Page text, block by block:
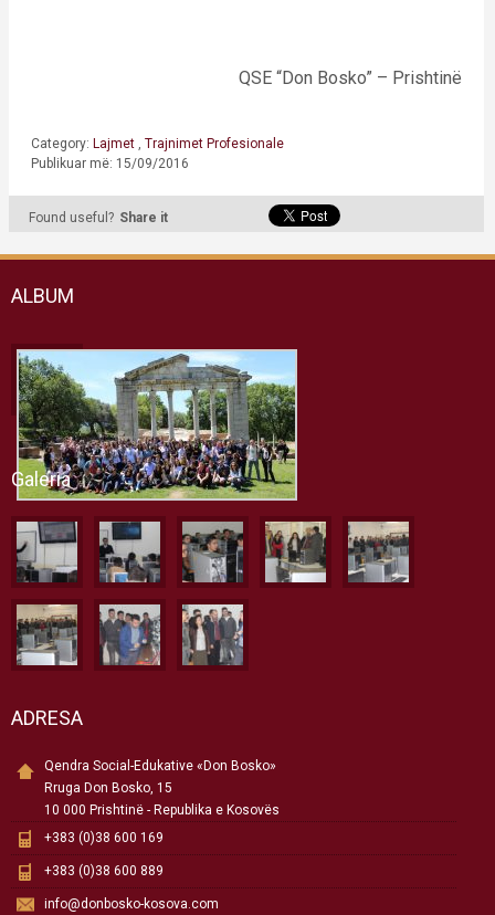
QSE “Don Bosko” – Prishtinë
Category: Lajmet
Trajnimet Profesionale
Publikuar më: 15/09/2016
Found useful? Share it
ALBUM
Galeria
ADRESA
Qendra Social-Edukative «Don Bosko»
Rruga Don Bosko, 15
10 000 Prishtinë - Republika e Kosovës
+383 (0)38 600 169
+383 (0)38 600 889
info@donbosko-kosova.com